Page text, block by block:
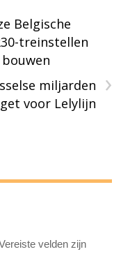
Belgische
treinstellen
›
miljarden
voor Lelylijn
velden zijn